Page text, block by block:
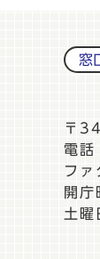
窓
〒
電話
フ
開
土